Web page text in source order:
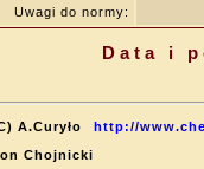
Uwagi do normy:
Data i
A.Curyło
http://
Chojnicki